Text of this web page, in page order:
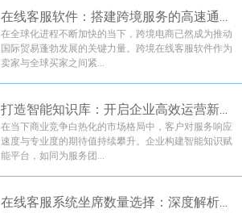
在全球化进程不断加快的当下，跨境电商已然成为推动
国际贸易蓬勃发展的关键力量。跨境在线客服软件作为
卖家与全球买家之间紧...
打造智能知识库：开启企业高效运营新征程
在当下商业竞争白热化的市场格局中，客户对服务响应
速度与专业度的期待值持续攀升。企业构建智能知识赋
能平台，如同为服务团...
在线客服系统坐席数量选择：深度解析与提升策略